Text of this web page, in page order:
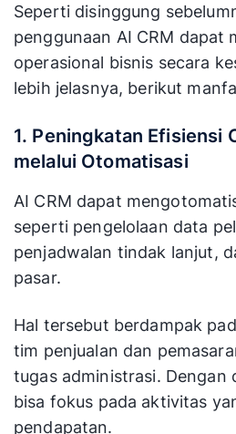
Seperti disinggung
penggunaan AI CRM dapat
operasional bisnis secara
lebih jelasnya, berikut
1. Peningkatan Efisiensi
melalui Otomatisasi
AI CRM dapat
seperti pengelolaan data
penjadwalan tindak lanjut,
pasar.
Hal tersebut berdampak
tim penjualan dan
tugas administrasi. Dengan
bisa fokus pada aktivitas
pendapatan.